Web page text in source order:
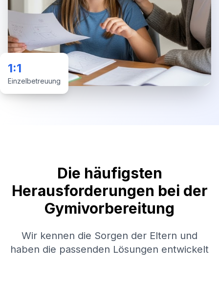
1:1
Einzelbetreuung
Die häufigsten
Herausforderungen bei der
Gymivorbereitung
Wir kennen die Sorgen der Eltern und
haben die passenden Lösungen entwickelt